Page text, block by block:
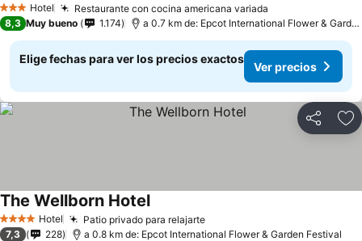
3 Estrellas
Hotel Restaurante con cocina americana variada
8,3 Muy bueno 1.174 a 0.7 km de: Epcot International Flower & Garden Festival
Elige fechas para ver los precios exactos
Ver precios
Compartir
4 EstrellasHotel Patio privado para relajarte
The Wellborn Hotel
7,3 228 a 0.8 km de: Epcot International Flower & Garden Festival